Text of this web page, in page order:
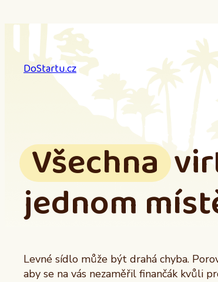
na
obsah
DoStartu.cz
Všechna
jednom
Levné sídlo může být drahá chyba.
aby se na vás nezaměřil finančák kvůli